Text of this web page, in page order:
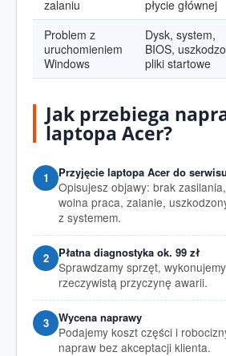
zalaniu
płycie głównej
Problem z
uruchomieniem
Windows
Dysk, system,
BIOS,
pliki startowe
Jak przebiega
laptopa Acer?
Przyjęcie laptopa Acer do serwisu
Opisujesz objawy: brak
wolna praca, zalanie,
z systemem.
Płatna diagnostyka ok. 99 zł
Sprawdzamy sprzęt,
rzeczywistą przyczynę awarii.
Wycena naprawy
Podajemy koszt części i
napraw bez akceptacji klienta.